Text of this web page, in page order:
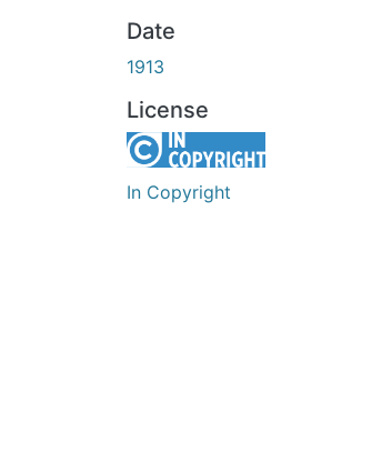
Date
1913
License
In Copyright